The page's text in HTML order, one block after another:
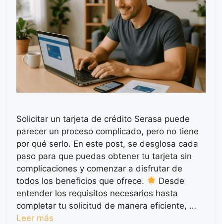
Solicitar un tarjeta de crédito Serasa puede
parecer un proceso complicado, pero no tiene
por qué serlo. En este post, se desglosa cada
paso para que puedas obtener tu tarjeta sin
complicaciones y comenzar a disfrutar de
todos los beneficios que ofrece.
Desde
entender los requisitos necesarios hasta
completar tu solicitud de manera eficiente, …
Leer más